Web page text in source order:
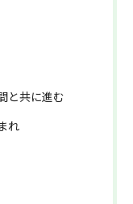
共に進む
れ